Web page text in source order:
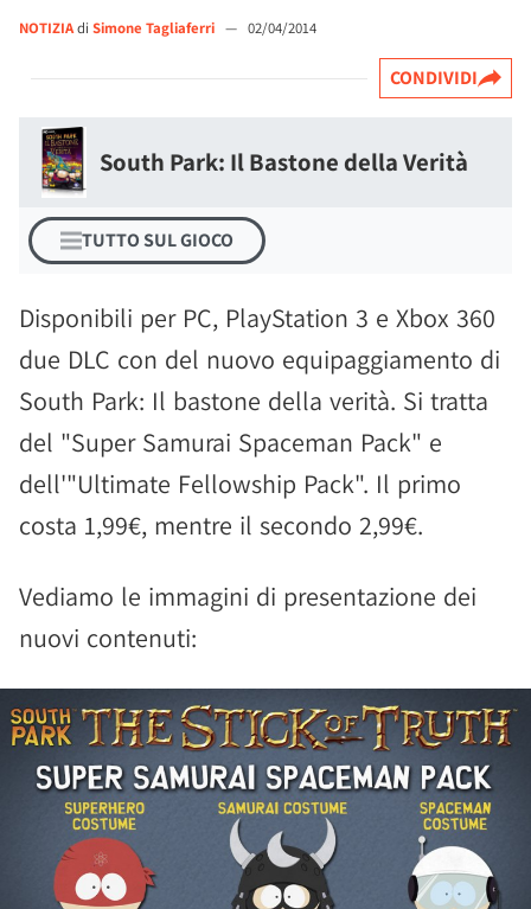
NOTIZIAdi Simone Tagliaferri — 02/04/2014
CONDIVIDI
South Park: Il Bastone della Verità
TUTTO SUL GIOCO
Disponibili per PC, PlayStation 3 e Xbox 360
due DLC con del nuovo equipaggiamento di
South Park: Il bastone della verità. Si tratta
del "Super Samurai Spaceman Pack" e
dell'"Ultimate Fellowship Pack". Il primo
costa 1,99€, mentre il secondo 2,99€.
Vediamo le immagini di presentazione dei
nuovi contenuti: